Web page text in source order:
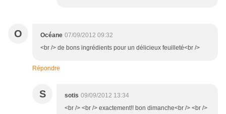
O Océane 07/09/2012 09:32
<br /> de bons ingrédients pour un délicieux feuilleté<br />
Répondre
S sotis 09/09/2012 13:34
<br /> <br /> exactement!! bon dimanche<br /> <br />